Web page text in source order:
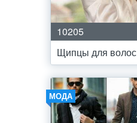
10205
Щипцы для волос
МОДА